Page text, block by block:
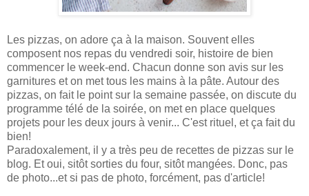
Les pizzas, on adore ça à la maison. Souvent elles
composent nos repas du vendredi soir, histoire de bien
commencer le week-end. Chacun donne son avis sur les
garnitures et on met tous les mains à la pâte. Autour des
pizzas, on fait le point sur la semaine passée, on discute du
programme télé de la soirée, on met en place quelques
projets pour les deux jours à venir... C'est rituel, et ça fait du
bien!
Paradoxalement, il y a très peu de recettes de pizzas sur le
blog. Et oui, sitôt sorties du four, sitôt mangées. Donc, pas
de photo...et si pas de photo, forcément, pas d'article!